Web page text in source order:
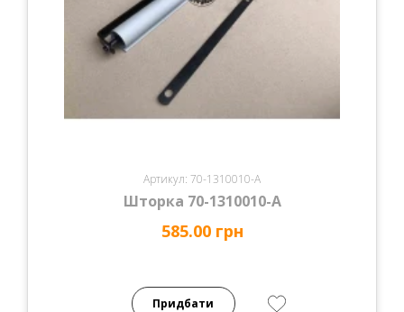
Артикул: 70-1310010-А
Шторка 70-1310010-А
585.00 грн
Придбати